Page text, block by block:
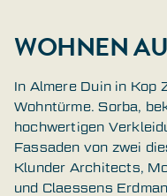
WOHNEN
In Almere Duin in Kop
Wohntürme. Sorba,
hochwertigen
Fassaden von zwei
Klunder Architects,
und Claessens